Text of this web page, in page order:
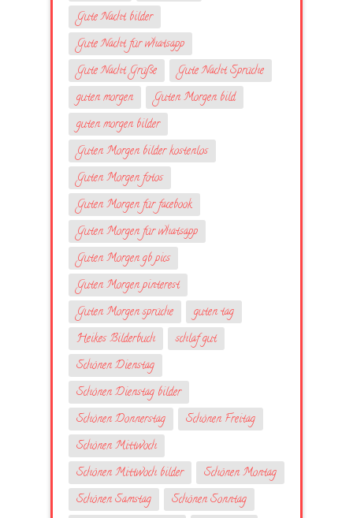
Gute Nacht bilder
Gute Nacht für whatsapp
Gute Nacht Grüße
Gute Nacht Sprüche
guten morgen
Guten Morgen bild
guten morgen bilder
Guten Morgen bilder kostenlos
Guten Morgen fotos
Guten Morgen für facebook
Guten Morgen für whatsapp
Guten Morgen gb pics
Guten Morgen pinterest
Guten Morgen sprüche
guten tag
Heikes Bilderbuch
schlaf gut
Schönen Dienstag
Schönen Dienstag bilder
Schönen Donnerstag
Schönen Freitag
Schönen Mittwoch
Schönen Mittwoch bilder
Schönen Montag
Schönen Samstag
Schönen Sonntag